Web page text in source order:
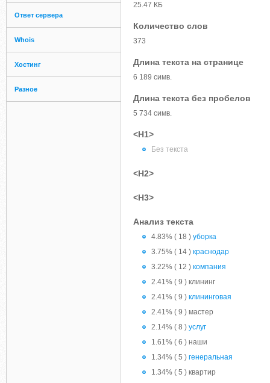
Ответ сервера
Whois
Хостинг
Разное
25.47 КБ
Количество слов
373
Длина текста на странице
6 189 симв.
Длина текста без пробелов
5 734 симв.
<H1>
Без текста
<H2>
<H3>
Анализ текста
4.83% ( 18 ) уборка
3.75% ( 14 ) краснодар
3.22% ( 12 ) компания
2.41% ( 9 ) клининг
2.41% ( 9 ) клининговая
2.41% ( 9 ) мастер
2.14% ( 8 ) услуг
1.61% ( 6 ) наши
1.34% ( 5 ) генеральная
1.34% ( 5 ) квартир